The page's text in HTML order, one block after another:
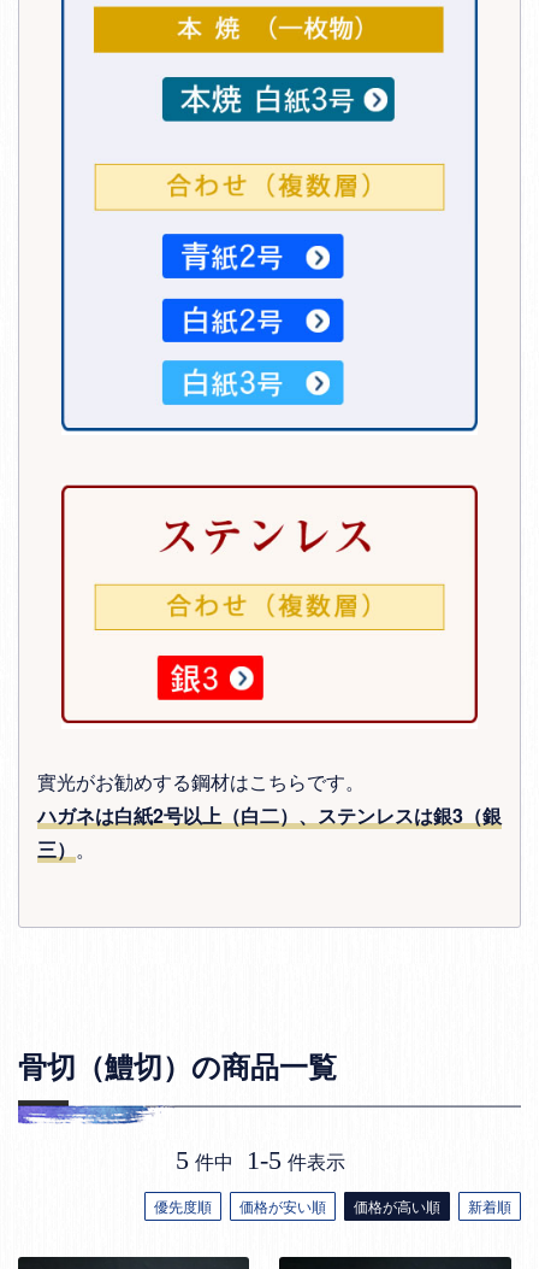
實光がお勧めする鋼材はこちらです。
ハガネは白紙2号以上（白二）、ステンレスは銀3（銀
三） 。
骨切（鱧切）の商品一覧
優先度順 価格が安い順 価格が高い順 新着順
5 件中 1-5 件表示